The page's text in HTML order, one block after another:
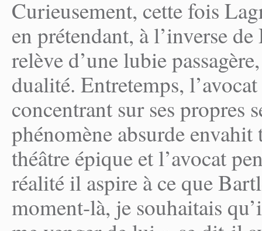
Curieusement, cette fois
en prétendant, à l’inverse
relève d’une lubie
dualité. Entretemps,
concentrant sur ses propres
phénomène absurde
théâtre épique et l’avocat
réalité il aspire à ce que
moment-là, je souhaitais